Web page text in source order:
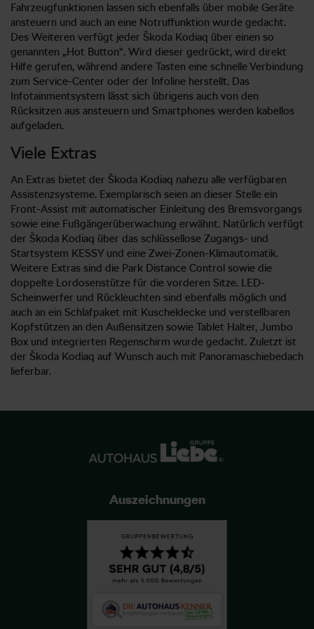
Fahrzeugfunktionen lassen sich ebenfalls über mobile Geräte
ansteuern und auch an eine Notruffunktion wurde gedacht.
Des Weiteren verfügt jeder Škoda Kodiaq über einen so
genannten „Hot Button“. Wird dieser gedrückt, wird direkt
Hilfe gerufen, während andere Tasten eine schnelle Verbindung
zum Service-Center oder der Infoline herstellt. Das
Infotainmentsystem lässt sich übrigens auch von den
Rücksitzen aus ansteuern und Smartphones werden kabellos
aufgeladen.
Viele Extras
An Extras bietet der Škoda Kodiaq nahezu alle verfügbaren
Assistenzsysteme. Exemplarisch seien an dieser Stelle ein
Front-Assist mit automatischer Einleitung des Bremsvorgangs
sowie eine Fußgängerüberwachung erwähnt. Natürlich verfügt
der Škoda Kodiaq über das schlüssellose Zugangs- und
Startsystem KESSY und eine Zwei-Zonen-Klimautomatik.
Weitere Extras sind die Park Distance Control sowie die
doppelte Lordosenstütze für die vorderen Sitze. LED-
Scheinwerfer und Rückleuchten sind ebenfalls möglich und
auch an ein Schlafpaket mit Kuscheldecke und verstellbaren
Kopfstützen an den Außensitzen sowie Tablet Halter, Jumbo
Box und integrierten Regenschirm wurde gedacht. Zuletzt ist
der Škoda Kodiaq auf Wunsch auch mit Panoramaschiebedach
lieferbar.
Auszeichnungen